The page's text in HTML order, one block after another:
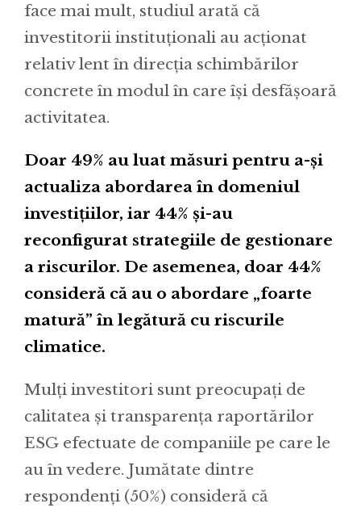
face mai mult, studiul arată că
investitorii instituționali au acționat
relativ lent în direcția schimbărilor
concrete în modul în care își desfășoară
activitatea.
Doar 49% au luat măsuri pentru a-și
actualiza abordarea în domeniul
investițiilor, iar 44% și-au
reconfigurat strategiile de gestionare
a riscurilor. De asemenea, doar 44%
consideră că au o abordare „foarte
matură” în legătură cu riscurile
climatice.
Mulți investitori sunt preocupați de
calitatea și transparența raportărilor
ESG efectuate de companiile pe care le
au în vedere. Jumătate dintre
respondenți (50%) consideră că